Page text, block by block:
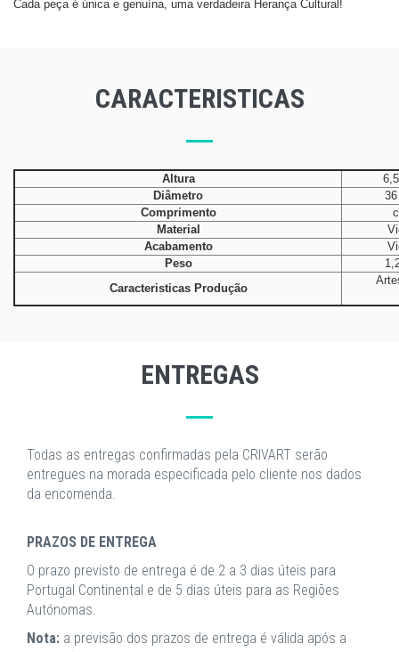
Cada peça é única e genuína, uma verdadeira Herança Cultural!
CARACTERISTICAS
Altura
Diâmetro
Comprimento
Material
Acabamento
Peso
Caracteristicas Produção
ENTREGAS
Todas as entregas confirmadas pela CRIVART serão
entregues na morada especificada pelo cliente nos dados
da encomenda.
PRAZOS DE ENTREGA
O prazo previsto de entrega é de 2 a 3 dias úteis para
Portugal Continental e de 5 dias úteis para as Regiões
Autónomas.
Nota: a previsão dos prazos de entrega é válida após a